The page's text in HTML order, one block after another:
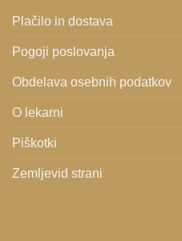
Plačilo in dostava
Pogoji poslovanja
Obdelava osebnih podatkov
O lekarni
Piškotki
Zemljevid strani